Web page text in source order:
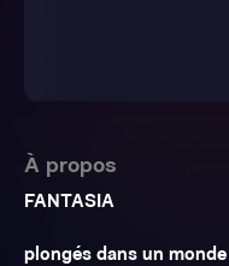
À propos
FANTASIA
plongés dans un